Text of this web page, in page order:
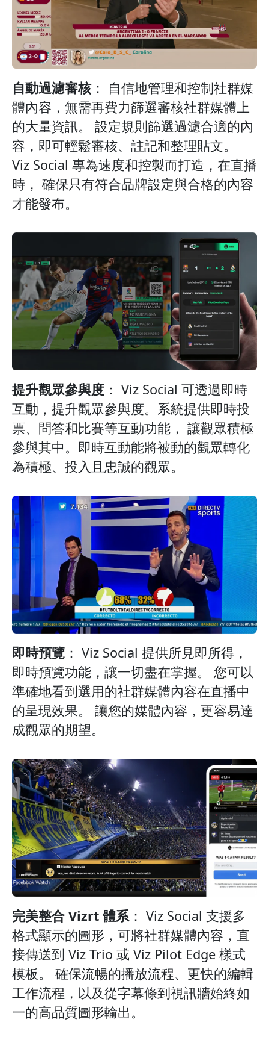
自動過濾審核： 自信地管理和控制社群媒
體內容，無需再費力篩選審核社群媒體上
的大量資訊。 設定規則篩選過濾合適的內
容，即可輕鬆審核、註記和整理貼文。
Viz Social 專為速度和控製而打造，在直播
時， 確保只有符合品牌設定與合格的內容
才能發布。
提升觀眾參與度 ： Viz Social 可透過即時
互動，提升觀眾參與度。系統提供即時投
票、問答和比賽等互動功能， 讓觀眾積極
參與其中。即時互動能將被動的觀眾轉化
為積極、投入且忠誠的觀眾。
即時預覽 ： Viz Social 提供所見即所得，
即時預覽功能，讓一切盡在掌握。 您可以
準確地看到選用的社群媒體內容在直播中
的呈現效果。 讓您的媒體內容，更容易達
成觀眾的期望。
完美整合 Vizrt 體系： Viz Social 支援多
格式顯示的圖形，可將社群媒體內容，直
接傳送到 Viz Trio 或 Viz Pilot Edge 樣式
模板。 確保流暢的播放流程、更快的編輯
工作流程，以及從字幕條到視訊牆始終如
一的高品質圖形輸出。